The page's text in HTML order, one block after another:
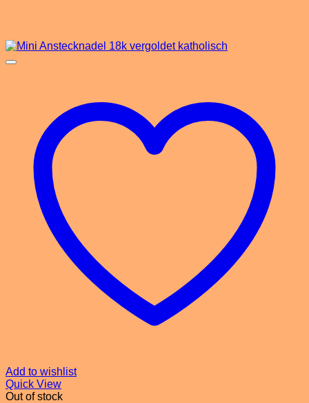
Add to wishlist
Quick View
Out of stock